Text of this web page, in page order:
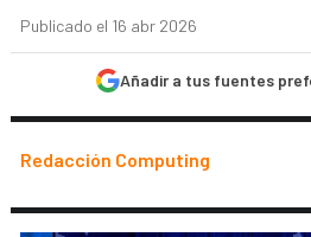
Publicado el 16 abr 2026
Añadir a tus fuentes
Redacción Computing